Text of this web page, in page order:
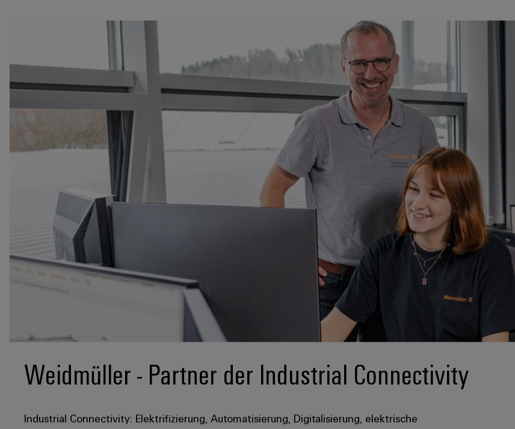
Weidmüller - Partner der Industrial Connectivity
Industrial Connectivity: Elektrifizierung, Automatisierung, Digitalisierung, elektrische